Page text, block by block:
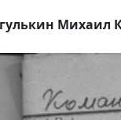
Михаил